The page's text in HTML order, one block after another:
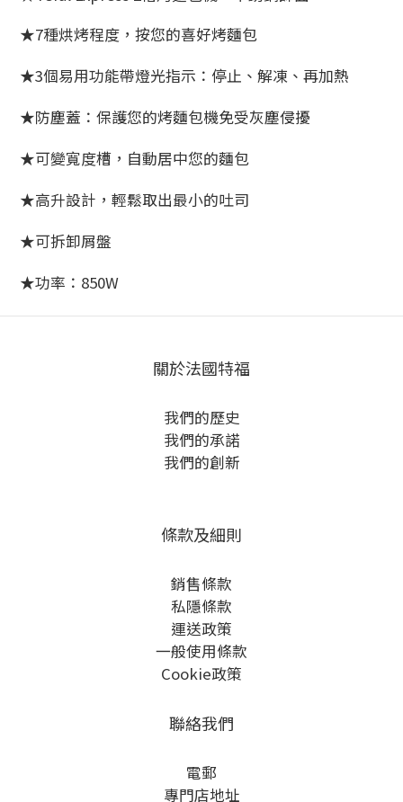
★7種烘烤程度，按您的喜好烤麵包
★3個易用功能帶燈光指示：停止、解凍、再加熱
★防塵蓋：保護您的烤麵包機免受灰塵侵擾
★可變寬度槽，自動居中您的麵包
★高升設計，輕鬆取出最小的吐司
★可拆卸屑盤
★功率：850W
關於法國特福
我們的歷史
我們的承諾
我們的創新
條款及細則
銷售條款
私隱條款
運送政策
一般使用條款
Cookie政策
聯絡我們
電郵
專門店地址